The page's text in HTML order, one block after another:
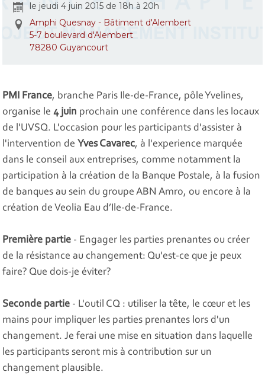
le jeudi 4 juin 2015 de 18h à 20h
Amphi Quesnay - Bâtiment d'Alembert
5-7 boulevard d'Alembert
78280 Guyancourt
PMI France, branche Paris Ile-de-France, pôle Yvelines,
organise le4 juin prochain une conférence dans les locaux
de l'UVSQ. L'occasion pour les participants d'assister à
l'intervention de Yves Cavarec, à l'experience marquée
dans le conseil aux entreprises, comme notamment la
participation à la création de la Banque Postale, à la fusion
de banques au sein du groupe ABN Amro, ou encore à la
création de Veolia Eau d’Ile-de-France.
Première partie - Engager les parties prenantes ou créer
de la résistance au changement: Qu'est-ce que je peux
faire? Que dois-je éviter?
Seconde partie - L'outil CQ : utiliser la tête, le cœur et les
mains pour impliquer les parties prenantes lors d'un
changement. Je ferai une mise en situation dans laquelle
les participants seront mis à contribution sur un
changement plausible.